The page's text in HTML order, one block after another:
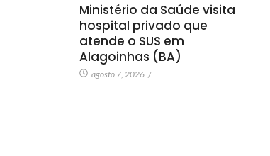
Ministério da Saúde visita
hospital privado que
atende o SUS em
Alagoinhas (BA)
agosto 7, 2026 /